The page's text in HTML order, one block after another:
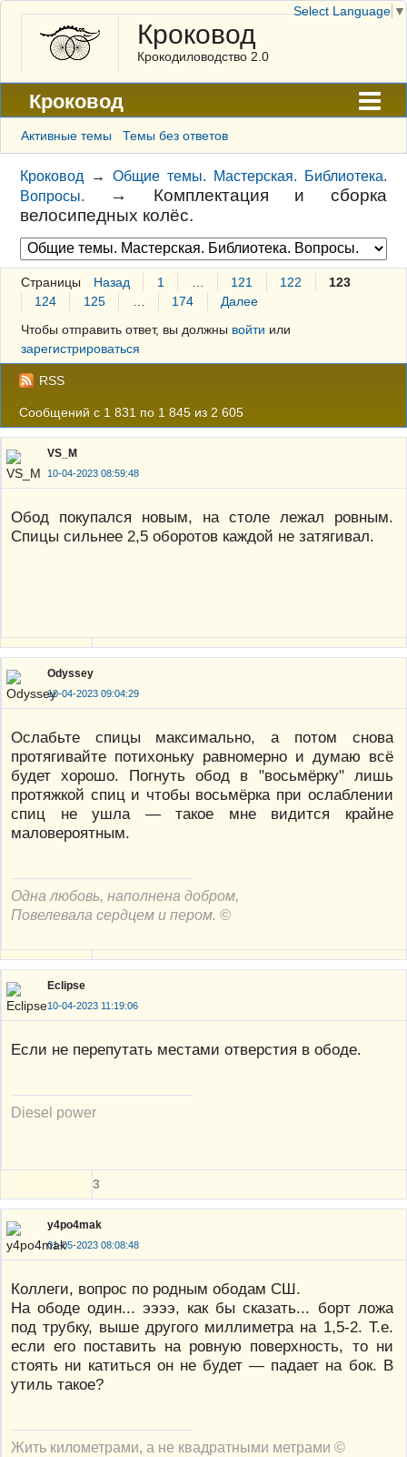
Кроковод
Крокодиловодство 2.0
Кроковод
Форум
Архив
ГАЛЕРЕЯ
Правила
Поиск
Регистрация
Вход
Активные темы Темы без ответов
Кроковод →Общие темы. Мастерская. Библиотека.
Вопросы.
→ Комплектация и сборка
велосипедных колёс.
Страницы Назад 1 121 122
123
124
125 174
Далее
Чтобы отправить ответ, вы должны войти или
зарегистрироваться
RSS
Сообщений с 1 831 по 1 845 из 2 605
VS_M
10-04-2023 08:59:48
Обод покупался новым, на столе лежал ровным.
Спицы сильнее 2,5 оборотов каждой не затягивал.
Odyssey
10-04-2023 09:04:29
Ослабьте спицы максимально, а потом снова
протягивайте потихоньку равномерно и думаю всё
будет хорошо. Погнуть обод в "восьмёрку" лишь
протяжкой спиц и чтобы восьмёрка при ослаблении
спиц не ушла — такое мне видится крайне
маловероятным.
Одна любовь, наполнена добром,
Повелевала сердцем и пером. ©
Eclipse
10-04-2023 11:19:06
Если не перепутать местами отверстия в ободе.
Diesel power
3
y4po4mak
01-05-2023 08:08:48
Коллеги, вопрос по родным ободам СШ.
На ободе один... ээээ, как бы сказать... борт ложа
под трубку, выше другого миллиметра на 1,5-2. Т.е.
если его поставить на ровную поверхность, то ни
стоять ни катиться он не будет — падает на бок. В
утиль такое?
Жить километрами, а не квадратными метрами ©
Select Language ▼